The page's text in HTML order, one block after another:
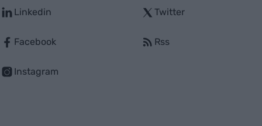
Linkedin
Facebook
Instagram
Twitter
Rss